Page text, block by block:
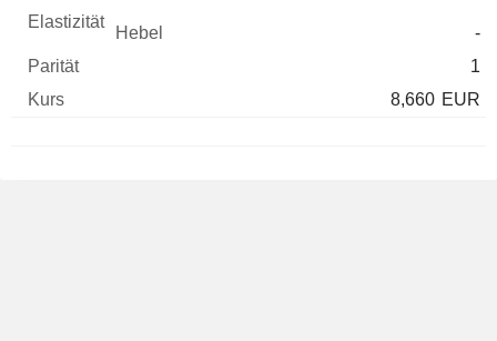
-
1
8,660 EUR